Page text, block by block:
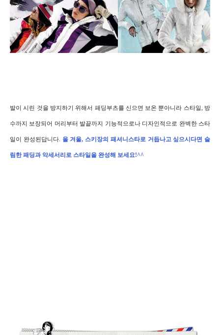
발이 시린 것을 방지하기 위해서 패딩부츠를 신으면 보온 뿐아니라 스타일, 방
수까지 보장되어 머리부터 발끝까지 기능적으로나 디자인적으로 완벽한 스타
일이 완성된답니다. 올 겨울, 스키장의 패셔니스타로 거듭나고 싶으시다면 슬
림한 패딩과 악세서리로 스타일을 완성해 보세요!^^